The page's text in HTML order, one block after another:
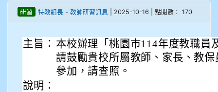
研習 特教組長 - 教師研習訊息 | 2025-10-16 | 點閱數： 170
主旨： 本校辦理「桃園市114年度教職員
請鼓勵貴校所屬教師、家長、教
參加，請查照。
說明：